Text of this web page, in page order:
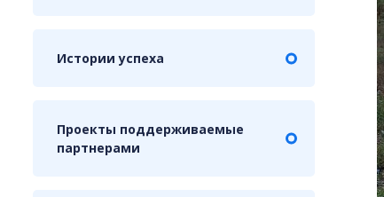
Истории успеха
Проекты поддерживаемые
партнерами